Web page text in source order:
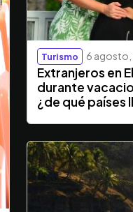
Turismo 6
Extranjeros en
durante
¿de qué países